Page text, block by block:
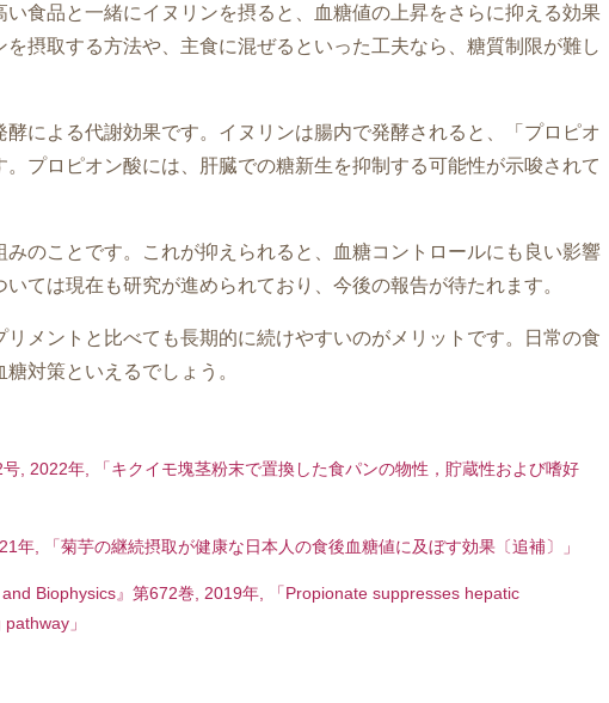
食品と一緒にイヌリンを摂ると、血糖値の上昇をさらに抑える効果
摂取する方法や、主食に混ぜるといった工夫なら、糖質制限が難し
による代謝効果です。イヌリンは腸内で発酵されると、「プロピオ
プロピオン酸には、肝臓での糖新生を抑制する可能性が示唆されて
のことです。これが抑えられると、血糖コントロールにも良い影響
ては現在も研究が進められており、今後の報告が待たれます。
メントと比べても長期的に続けやすいのがメリットです。日常の食
対策といえるでしょう。
, 2022年, 「キクイモ塊茎粉末で置換した食パンの物性，貯蔵性および嗜好
年, 「菊芋の継続摂取が健康な日本人の食後血糖値に及ぼす効果〔追補〕」
Biophysics』第672巻, 2019年, 「Propionate suppresses hepatic
」